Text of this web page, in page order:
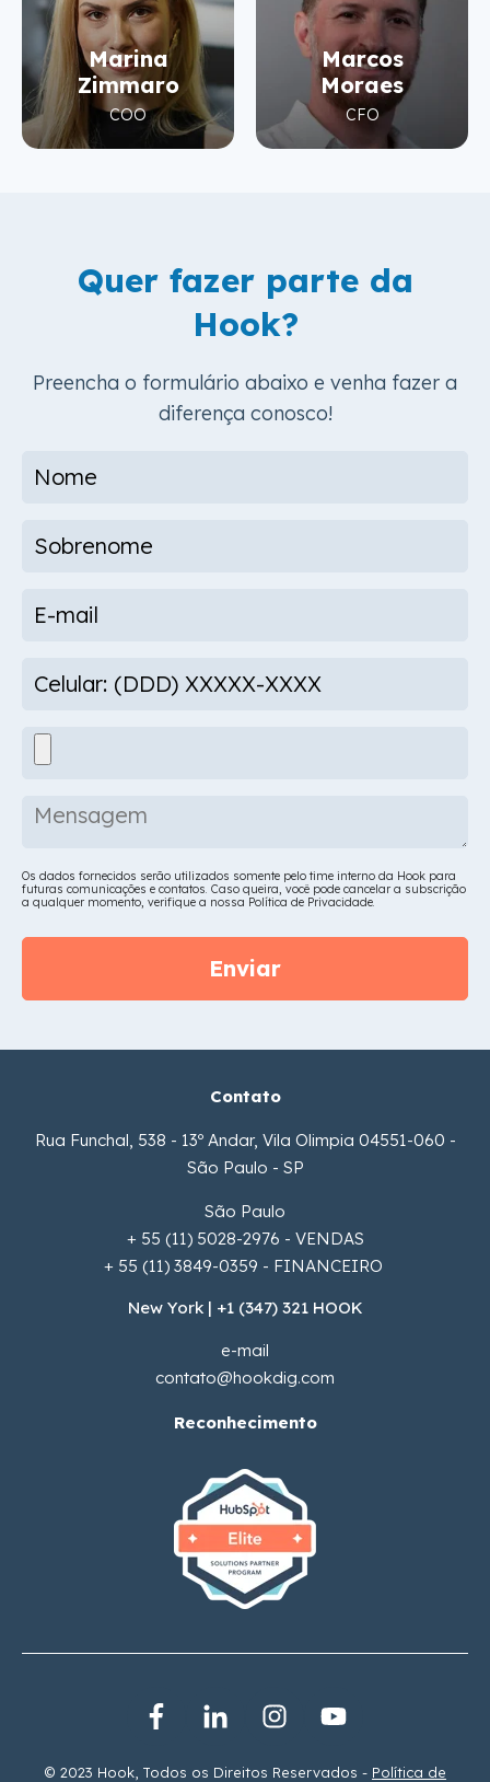
Marina
Zimmaro
COO
Marcos
Moraes
CFO
Quer fazer parte da
Hook?
Preencha o formulário abaixo e venha fazer a
diferença conosco!
Os dados fornecidos serão utilizados somente pelo time interno da Hook para
futuras comunicações e contatos. Caso queira, você pode cancelar a subscrição
a qualquer momento, verifique a nossa Política de Privacidade.
Contato
Rua Funchal, 538 - 13º Andar, Vila Olimpia 04551-060 -
São Paulo - SP
São Paulo
+ 55 (11) 5028-2976 - VENDAS
+ 55 (11) 3849-0359 - FINANCEIRO
New York | +1 (347) 321 HOOK
e-mail
contato@hookdig.com
Reconhecimento
© 2023 Hook, Todos os Direitos Reservados - Política de